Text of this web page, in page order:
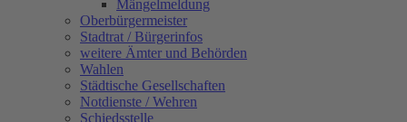
Mängelmeldung
Oberbürgermeister
Stadtrat / Bürgerinfos
weitere Ämter und Behörden
Wahlen
Städtische Gesellschaften
Notdienste / Wehren
Schiedsstelle